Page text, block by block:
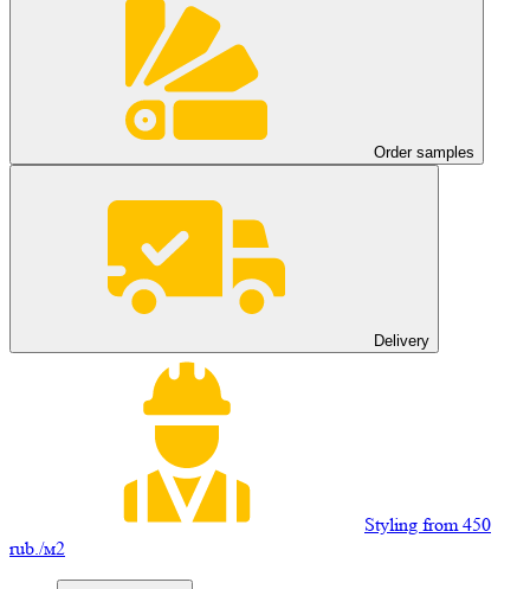
Order samples
Delivery
Styling from 450
rub./м2